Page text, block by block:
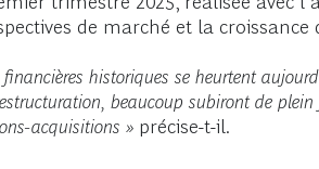
de marché et la croissance
historiques se heurtent
beaucoup subiront de
acquisitions » précise-t-il.